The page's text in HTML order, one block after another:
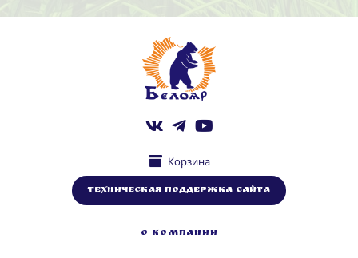
Корзина
Техническая поддержка сайта
О КОМПАНИИ